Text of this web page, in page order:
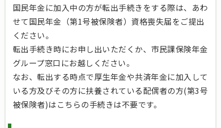
国民年金に加入中の方が転出手続きをする際は、あわ
せて国民年金（第1号被保険者）資格喪失届をご提出
ください。
転出手続き時にお申し出いただくか、市民課保険年金
グループ窓口にお越しください。
なお、転出する時点で厚生年金や共済年金に加入して
いる方及びその方に扶養されている配偶者の方(第3号
被保険者)はこちらの手続きは不要です。